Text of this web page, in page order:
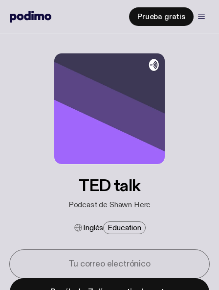
Prueba gratis
TED talk
Podcast de Shawn Herc
Inglés Education